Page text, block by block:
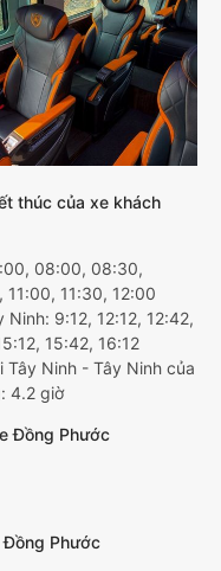
thúc của xe khách
08:00, 08:30,
11:30, 12:00
Ninh: 9:12, 12:12, 12:42,
15:42, 16:12
Tây Ninh - Tây Ninh của
4.2 giờ
Đồng Phước
Đồng Phước